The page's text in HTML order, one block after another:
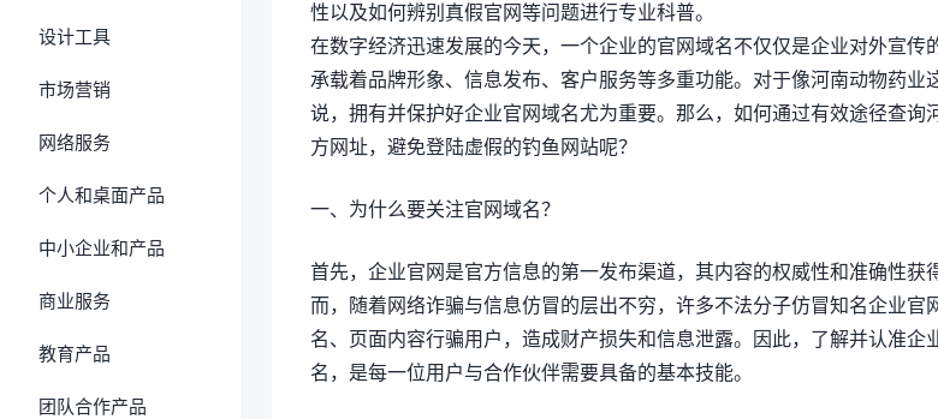
设计工具
市场营销
网络服务
个人和桌面产品
中小企业和产品
商业服务
教育产品
团队合作产品
性以及如何辨别真假官网等问题进行专业科普。
在数字经济迅速发展的今天，一个企业的官网域名不仅仅是企业对外宣传
承载着品牌形象、信息发布、客户服务等多重功能。对于像河南动物药业
说，拥有并保护好企业官网域名尤为重要。那么，如何通过有效途径查询
方网址，避免登陆虚假的钓鱼网站呢？
一、为什么要关注官网域名？
首先，企业官网是官方信息的第一发布渠道，其内容的权威性和准确性获
而，随着网络诈骗与信息仿冒的层出不穷，许多不法分子仿冒知名企业官
名、页面内容行骗用户，造成财产损失和信息泄露。因此，了解并认准企
名，是每一位用户与合作伙伴需要具备的基本技能。